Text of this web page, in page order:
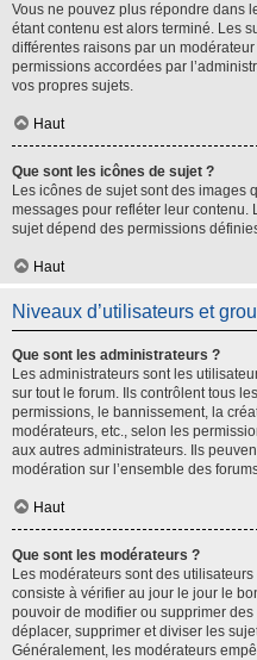
Vous ne pouvez plus répondre dans
étant contenu est alors terminé. Les
différentes raisons par un
permissions accordées par
vos propres sujets.
Haut
Que sont les icônes de sujet ?
Les icônes de sujet sont des images
messages pour refléter leur contenu.
sujet dépend des permissions
Haut
Niveaux d’utilisateurs et
Que sont les administrateurs ?
Les administrateurs sont les
sur tout le forum. Ils contrôlent tous
permissions, le bannissement, la
modérateurs, etc., selon les
aux autres administrateurs. Ils
modération sur l’ensemble des
Haut
Que sont les modérateurs ?
Les modérateurs sont des
consiste à vérifier au jour le jour le
pouvoir de modifier ou supprimer
déplacer, supprimer et diviser les
Généralement, les modérateurs